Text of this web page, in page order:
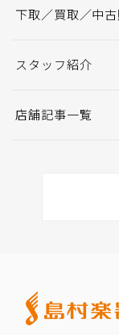
下取／買取／中
スタッフ紹介
店舗記事一覧